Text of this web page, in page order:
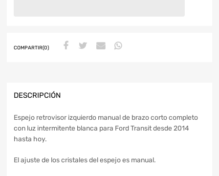
COMPARTIR(0)
DESCRIPCIÓN
Espejo retrovisor izquierdo manual de brazo corto completo
con luz intermitente blanca para Ford Transit desde 2014
hasta hoy.
El ajuste de los cristales del espejo es manual.